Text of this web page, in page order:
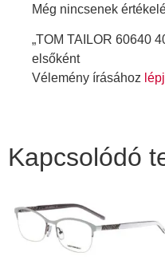
Még nincsenek
„TOM TAILOR 60640
elsőként
Vélemény írásához
Kapcsolódó